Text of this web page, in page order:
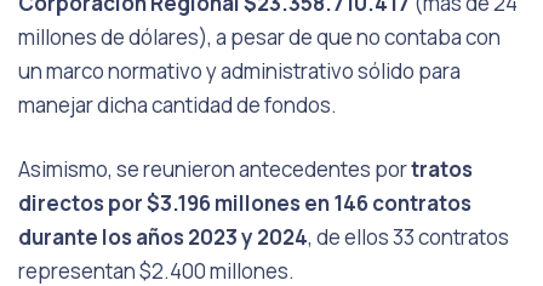
millones de dólares), a pesar de que no contaba con
un marco normativo y administrativo sólido para
manejar dicha cantidad de fondos.
Asimismo, se reunieron antecedentes portratos
directos por $3.196 millones en 146 contratos
durante los años 2023 y 2024, de ellos 33 contratos
representan $2.400 millones.